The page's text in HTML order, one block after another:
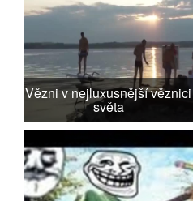
Vězni v nejluxusnější věznici
světa